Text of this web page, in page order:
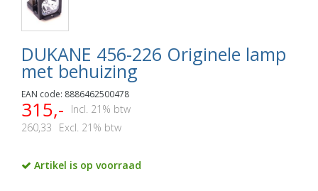
DUKANE 456-226 Originele lamp
met behuizing
EAN code: 8886462500478
315,-
Incl. 21% btw
260,33
Excl. 21% btw
Artikel is op voorraad